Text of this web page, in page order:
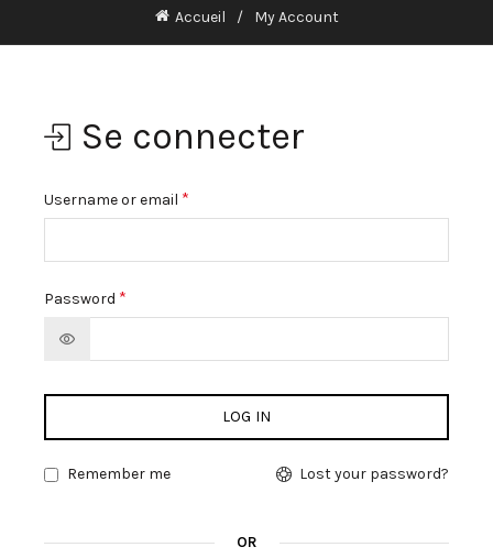
Accueil My Account
Se connecter
Username or email *
Password *
Alternative:
LOG IN
Lost your password?
Remember me
OR